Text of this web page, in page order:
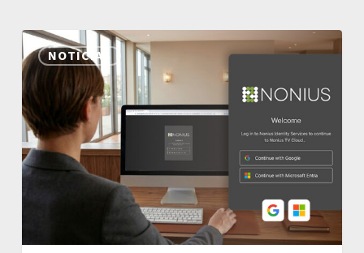
NOTICIAS
SSO
Agora
Incluído
em
Todas
as
Plataformas
Segurança